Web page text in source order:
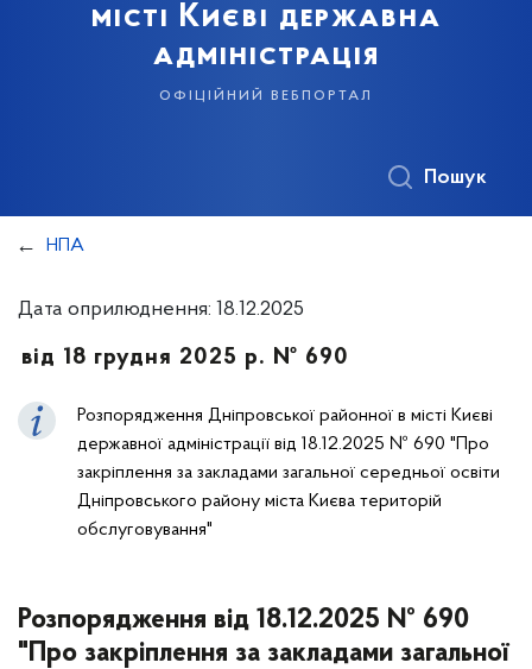
місті Києві державна
адміністрація
офіційний вебпортал
Пошук
НПА
Дата оприлюднення: 18.12.2025
від 18 грудня 2025 р. № 690
Розпорядження Дніпровської районної в місті Києві
державної адміністрації від 18.12.2025 № 690 "Про
закріплення за закладами загальної середньої освіти
Дніпровського району міста Києва територій
обслуговування"
Розпорядження від 18.12.2025 № 690
"Про закріплення за закладами загальної